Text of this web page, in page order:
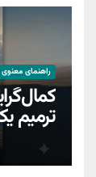
راهنمای معنوی
ترمیمِ